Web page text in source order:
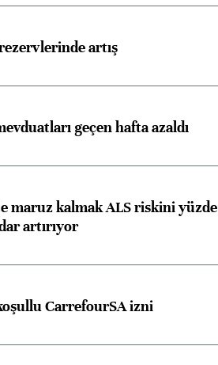
artış
geçen hafta azaldı
maruz kalmak ALS riskini yüzde
artırıyor
CarrefourSA izni